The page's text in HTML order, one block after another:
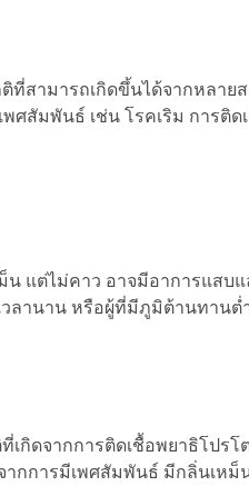
สามารถเกิดขึ้นได้จากหลายส
พศสัมพันธ์ เช่น โรคเริม การติ
แต่ไม่คาว อาจมีอาการแสบ
ลานาน หรือผู้ที่มีภูมิต้านทานต่
เกิดจากการติดเชื้อพยาธิโปร
จากการมีเพศสัมพันธ์ มีกลิ่นเห